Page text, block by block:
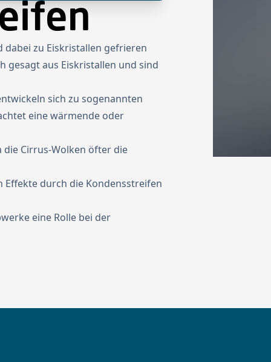
zu Eiskristallen gefrieren
gesagt aus Eiskristallen und sind
sich zu sogenannten
eine wärmende oder
Cirrus-Wolken öfter die
Effekte durch die Kondensstreifen
eine Rolle bei der